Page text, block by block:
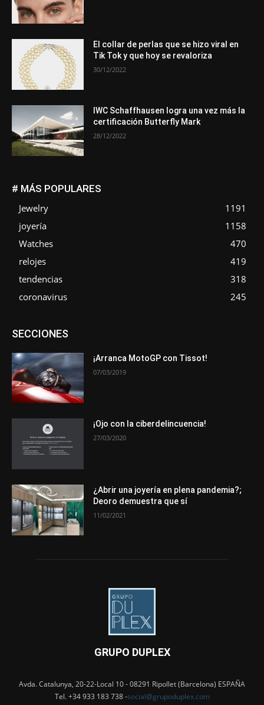
El collar de perlas que se hizo viral en
Tik Tok y que hoy se revaloriza
30/12/2022
IWC Schaffhausen logra una vez más la
certificación Butterfly Mark
28/12/2022
# MÁS POPULARES
Jewelry
1191
joyería
1158
Watches
470
relojes
419
tendencias
318
coronavirus
245
SECCIONESAsociaciones
Novedades
Opiniones Premios Secciones
¡Arranca MotoGP con Tissot!
07/03/2019
¡Ojo con la ciberdelincuencia!
27/03/2020
¿Abrir una joyería en plena pandemia?;
Deoro demuestra que sí
11/02/2021
GRUPO DUPLEX
Avda. Catalunya, 20-22-Local 10 - 08291 Ripollet (Barcelona) ESPAÑA
Tel. +34 933 183 738 -social@grupoduplex.com